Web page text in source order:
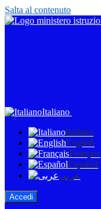
Salta al contenuto
Italiano
Italiano
English
Français
Español
عربى
Accedi